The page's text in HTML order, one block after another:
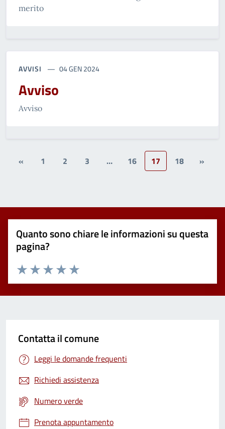
merito
AVVISI 04 GEN 2024
Avviso
Avviso
« 1 2 3 … 16 17 18 »
Quanto sono chiare le informazioni su questa
pagina?
Valuta 5 stelle su 5
Valuta 4 stelle su 5
Valuta 3 stelle su 5
Valuta 2 stelle su 5
Valuta 1 stelle su 5
Contatta il comune
Leggi le domande frequenti
Richiedi assistenza
Numero verde
Prenota appuntamento